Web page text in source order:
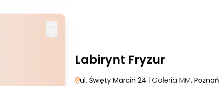
Labirynt Fryzur
ul. Święty Marcin 24 | Galeria MM, Poznań